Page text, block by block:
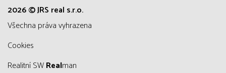
2026 © JRS real s.r.o.
všechna práva vyhrazena
Cookies
Realitní SWRealman